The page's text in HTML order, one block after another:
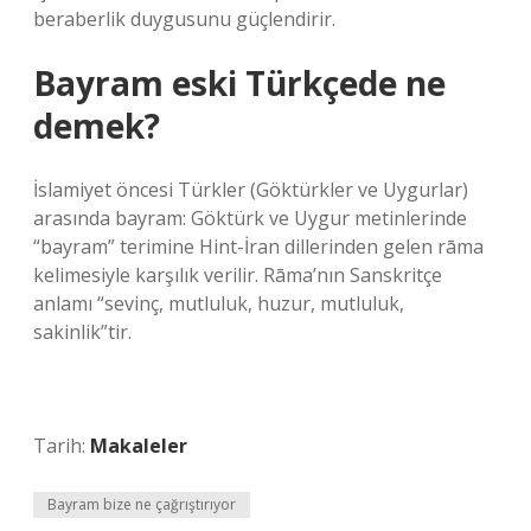
beraberlik duygusunu güçlendirir.
Bayram eski Türkçede ne
demek?
İslamiyet öncesi Türkler (Göktürkler ve Uygurlar)
arasında bayram: Göktürk ve Uygur metinlerinde
“bayram” terimine Hint-İran dillerinden gelen rāma
kelimesiyle karşılık verilir. Rāma’nın Sanskritçe
anlamı “sevinç, mutluluk, huzur, mutluluk,
sakinlik”tir.
Tarih: Makaleler
Bayram bize ne çağrıştırıyor